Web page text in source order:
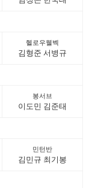
헬로우웰벡
김형준 서병규
봉서브
이도민 김준태
민턴반
김민규 최기봉